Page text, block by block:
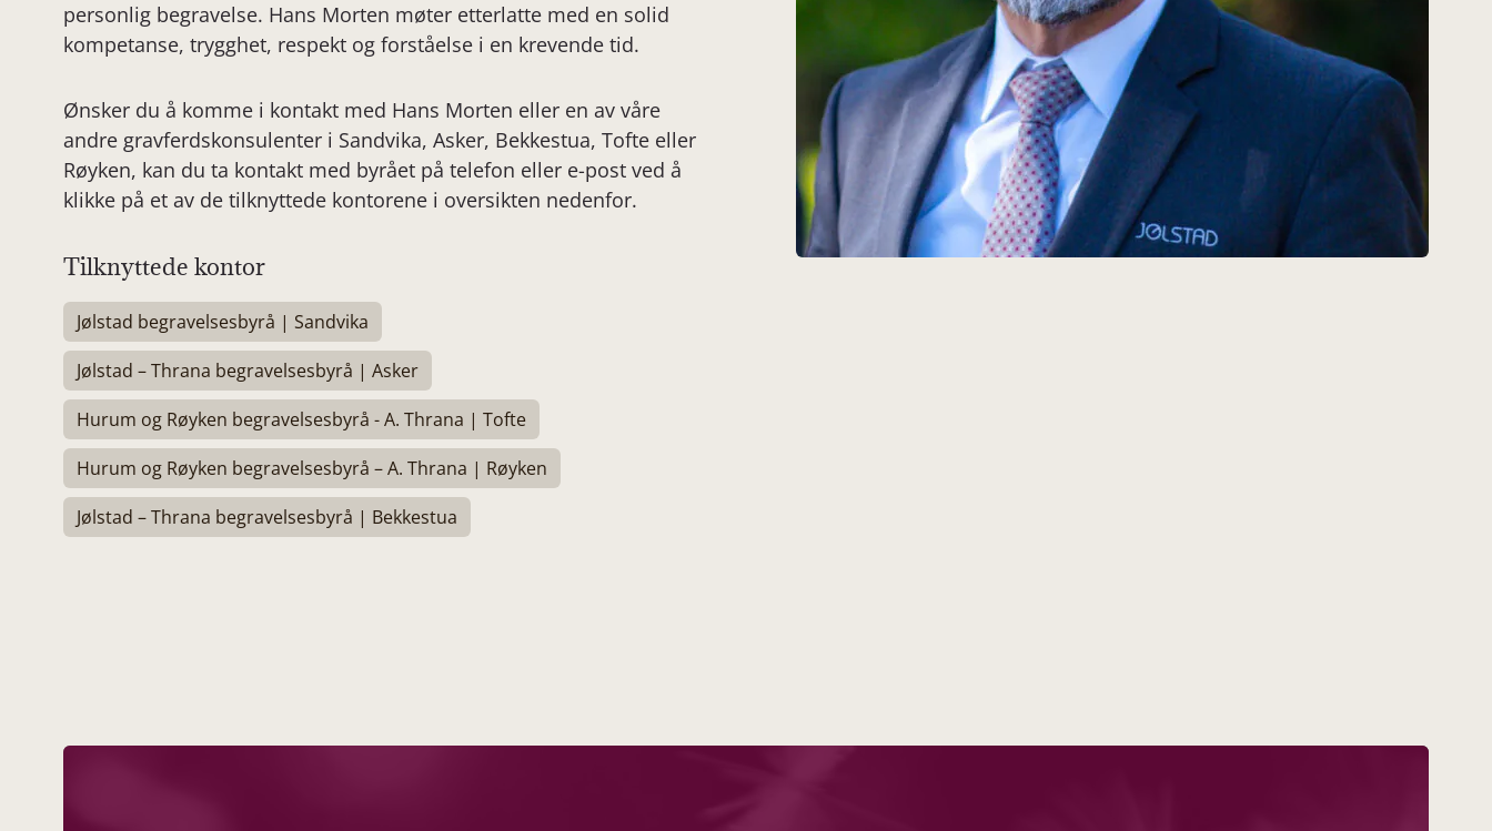
personlig begravelse. Hans Morten møter etterlatte med en solid
kompetanse, trygghet, respekt og forståelse i en krevende tid.
Ønsker du å komme i kontakt med Hans Morten eller en av våre
andre gravferdskonsulenter i Sandvika, Asker, Bekkestua, Tofte eller
Røyken, kan du ta kontakt med byrået på telefon eller e-post ved å
klikke på et av de tilknyttede kontorene i oversikten nedenfor.
Tilknyttede kontor
Jølstad begravelsesbyrå | Sandvika
Jølstad – Thrana begravelsesbyrå | Asker
Hurum og Røyken begravelsesbyrå - A. Thrana | Tofte
Hurum og Røyken begravelsesbyrå – A. Thrana | Røyken
Jølstad – Thrana begravelsesbyrå | Bekkestua